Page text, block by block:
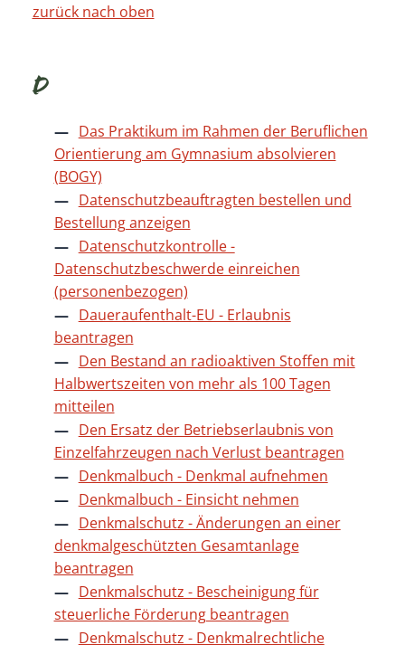
zurück nach oben
D
Das Praktikum im Rahmen der Beruflichen
Orientierung am Gymnasium absolvieren
(BOGY)
Datenschutzbeauftragten bestellen und
Bestellung anzeigen
Datenschutzkontrolle -
Datenschutzbeschwerde einreichen
(personenbezogen)
Daueraufenthalt-EU - Erlaubnis
beantragen
Den Bestand an radioaktiven Stoffen mit
Halbwertszeiten von mehr als 100 Tagen
mitteilen
Den Ersatz der Betriebserlaubnis von
Einzelfahrzeugen nach Verlust beantragen
Denkmalbuch - Denkmal aufnehmen
Denkmalbuch - Einsicht nehmen
Denkmalschutz - Änderungen an einer
denkmalgeschützten Gesamtanlage
beantragen
Denkmalschutz - Bescheinigung für
steuerliche Förderung beantragen
Denkmalschutz - Denkmalrechtliche